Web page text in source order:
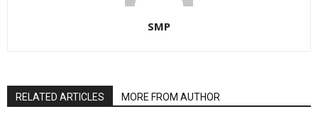
SMP
RELATED ARTICLES MORE FROM AUTHOR